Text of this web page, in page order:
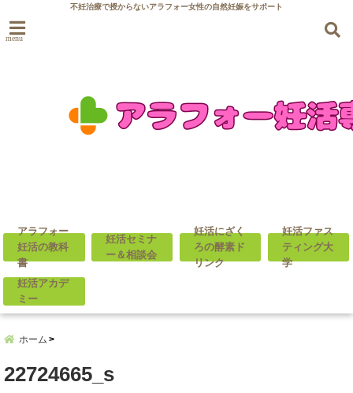
不妊治療で授からないアラフォー女性の自然妊娠をサポート
menu
アラフォー
妊活の教科
書
妊活セミナ
ー＆相談会
妊活にざく
ろの酵素ド
リンク
妊活ファス
ティング大
学
妊活アカデ
ミー
ホーム
22724665_s